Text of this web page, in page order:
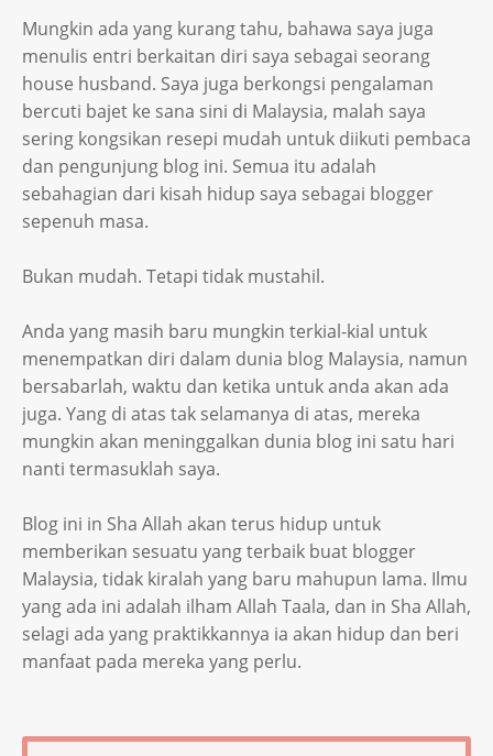
Mungkin ada yang kurang tahu, bahawa saya juga
menulis entri berkaitan diri saya sebagai seorang
house husband. Saya juga berkongsi pengalaman
bercuti bajet ke sana sini di Malaysia, malah saya
sering kongsikan resepi mudah untuk diikuti pembaca
dan pengunjung blog ini. Semua itu adalah
sebahagian dari kisah hidup saya sebagai blogger
sepenuh masa.
Bukan mudah. Tetapi tidak mustahil.
Anda yang masih baru mungkin terkial-kial untuk
menempatkan diri dalam dunia blog Malaysia, namun
bersabarlah, waktu dan ketika untuk anda akan ada
juga. Yang di atas tak selamanya di atas, mereka
mungkin akan meninggalkan dunia blog ini satu hari
nanti termasuklah saya.
Blog ini in Sha Allah akan terus hidup untuk
memberikan sesuatu yang terbaik buat blogger
Malaysia, tidak kiralah yang baru mahupun lama. Ilmu
yang ada ini adalah ilham Allah Taala, dan in Sha Allah,
selagi ada yang praktikkannya ia akan hidup dan beri
manfaat pada mereka yang perlu.